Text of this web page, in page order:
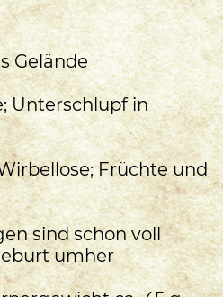
Gelände
Unterschlupf in
Früchte und
sind schon voll
umher